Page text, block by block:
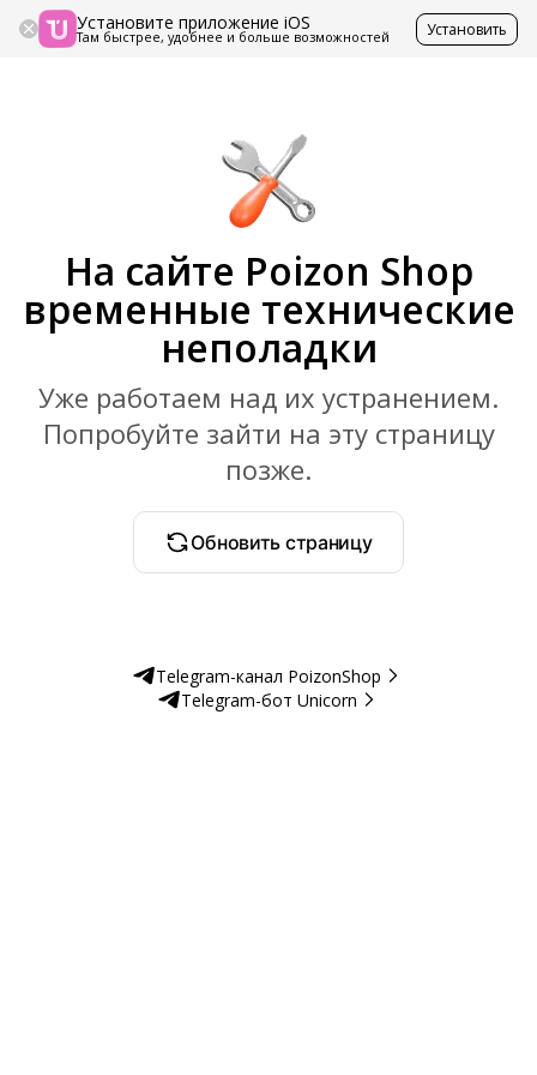
Установите приложение iOS
Там быстрее, удобнее и больше возможностей Установить
На сайте Poizon Shop
временные технические
неполадки
Уже работаем над их устранением.
Попробуйте зайти на эту страницу
позже.
Обновить страницу
Telegram-канал PoizonShop
Telegram-бот Unicorn